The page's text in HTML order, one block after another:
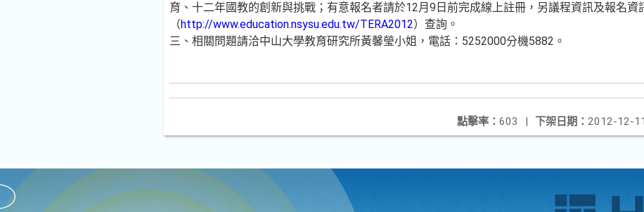
育、十二年國教的創新與挑戰；有意報名者請於12月9日前完成線上註冊，另議程資訊及報名資
（http://www.education.nsysu.edu.tw/TERA2012）查詢。
三、相關問題請洽中山大學教育研究所黃馨瑩小姐，電話：5252000分機5882。
下架日期： 2012-12-11
點擊率： 603 |